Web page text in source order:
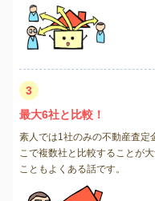
3
最大6社と比較！
素人では1社のみの不動産査定
こで複数社と比較することが
こともよくある話です。